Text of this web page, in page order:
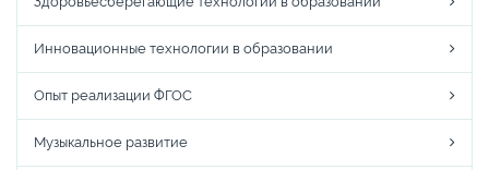
Инновационные технологии в образовании
Опыт реализации ФГОС
Музыкальное развитие